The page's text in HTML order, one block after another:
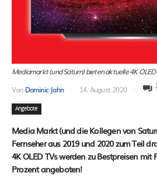
Mediamarkt (und Saturn) bieten aktuelle 4K
Von Dominic Jahn 14. August 2020
Angebote
Media Markt (und die Kollegen von
Fernseher aus 2019 und 2020 zum Teil
4K OLED TVs werden zu Bestpreisen mit
Prozent angeboten!